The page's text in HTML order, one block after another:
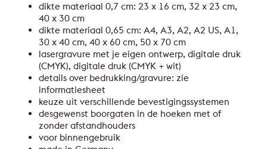
dikte materiaal 0,7 cm: 23 x 16 cm, 32 x 23 cm,
40 x 30 cm
dikte materiaal 0,65 cm: A4, A3, A2, A2 US, A1,
30 x 40 cm, 40 x 60 cm, 50 x 70 cm
lasergravure met je eigen ontwerp, digitale druk
(CMYK), digitale druk (CMYK + wit)
details over bedrukking/gravure: zie
informatiesheet
keuze uit verschillende bevestigingssystemen
desgewenst boorgaten in de hoeken met of
zonder afstandhouders
voor binnengebruik